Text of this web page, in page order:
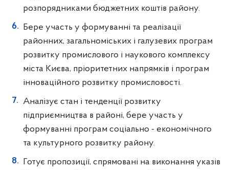
розпорядниками бюджетних коштів району.
Бере участь у формуванні та реалізації
районних, загальноміських і галузевих програм
розвитку промислового і наукового комплексу
міста Києва, пріоритетних напрямків і програм
інноваційного розвитку промисловості.
Аналізує стан і тенденції розвитку
підприємництва в районі, бере участь у
формуванні програм соціально - економічного
та культурного розвитку району.
Готує пропозиції, спрямовані на виконання указів